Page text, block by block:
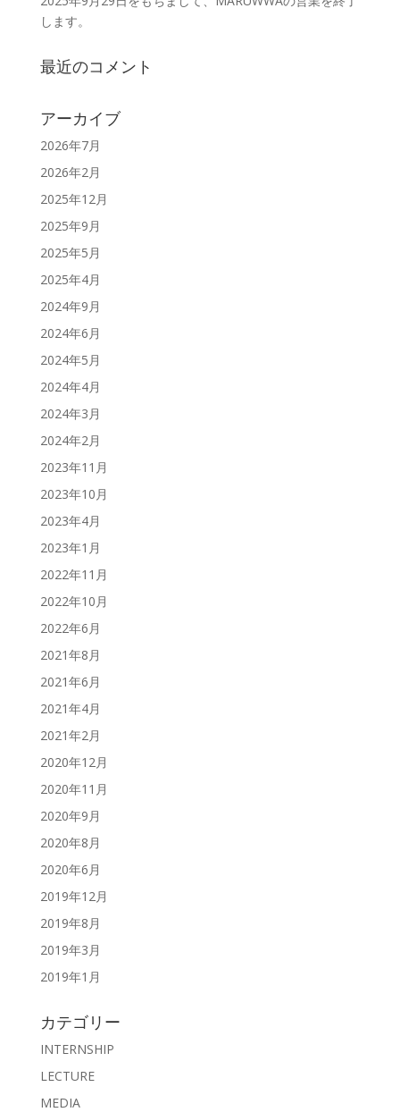
します。
最近のコメント
アーカイブ
2026年7月
2026年2月
2025年12月
2025年9月
2025年5月
2025年4月
2024年9月
2024年6月
2024年5月
2024年4月
2024年3月
2024年2月
2023年11月
2023年10月
2023年4月
2023年1月
2022年11月
2022年10月
2022年6月
2021年8月
2021年6月
2021年4月
2021年2月
2020年12月
2020年11月
2020年9月
2020年8月
2020年6月
2019年12月
2019年8月
2019年3月
2019年1月
カテゴリー
INTERNSHIP
LECTURE
MEDIA